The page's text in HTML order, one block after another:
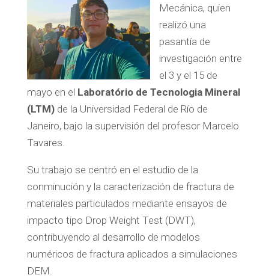
Mecánica, quien
realizó una
pasantía de
investigación entre
el 3 y el 15 de
mayo en el Laboratório de Tecnologia Mineral
(LTM)de la Universidad Federal de Río de
Janeiro, bajo la supervisión del profesor Marcelo
Tavares.
Su trabajo se centró en el estudio de la
conminución y la caracterización de fractura de
materiales particulados mediante ensayos de
impacto tipo Drop Weight Test (DWT),
contribuyendo al desarrollo de modelos
numéricos de fractura aplicados a simulaciones
DEM.